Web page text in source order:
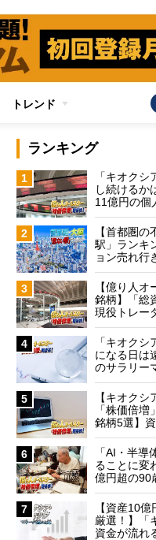
トレンド
ランキング
1
「キオク
し続けるか
11億円の個
2
【首都圏
駅」ランキ
ョン売れ行
3
【億り人
銘柄】「総
現役トレー
4
「キオク
になる日は
のサラリー
5
【キオク
「株価倍増
銘柄5選】
6
「AI・半導
ることに変
億円超の90
7
【資産10
厳選！】「
資金が流れ